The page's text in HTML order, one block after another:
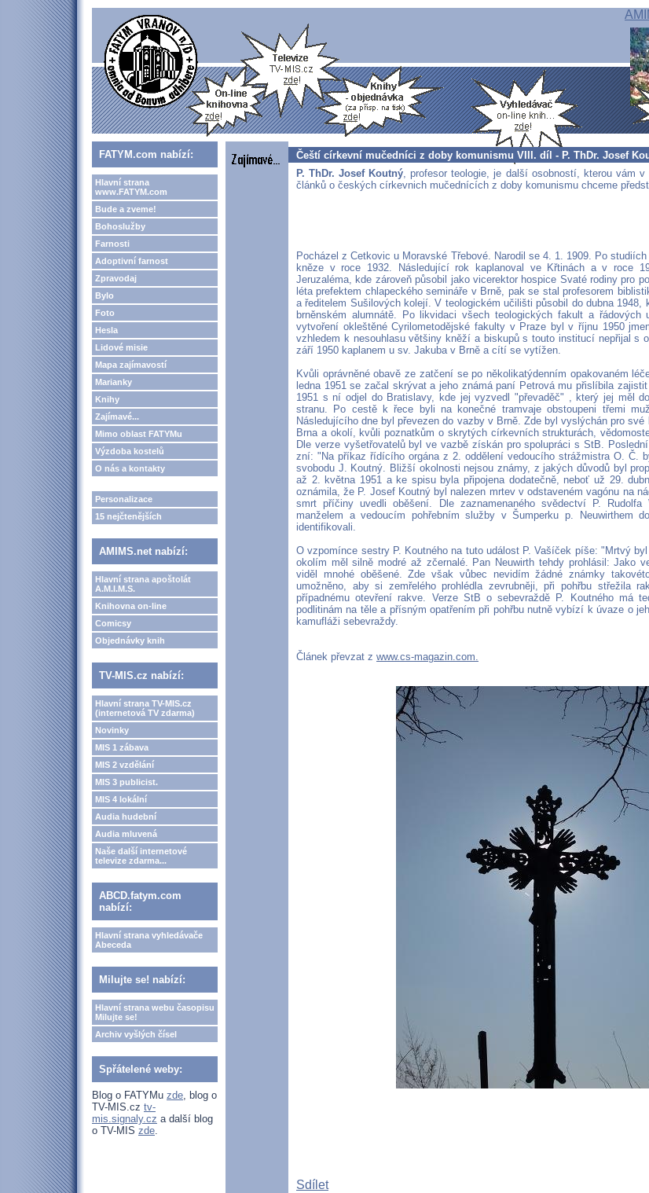
FATYM.com nabízí:
Hlavní strana
www.FATYM.com
Bude a zveme!
Bohoslužby
Farnosti
Adoptivní farnost
Zpravodaj
Bylo
Foto
Hesla
Lidové misie
Mapa zajímavostí
Marianky
Knihy
Zajímavé...
Mimo oblast FATYMu
Výzdoba kostelů
O nás a kontakty
Personalizace
15 nejčtenějších
AMIMS.net nabízí:
Hlavní strana apoštolát
A.M.I.M.S.
Knihovna on-line
Comicsy
Objednávky knih
TV-MIS.cz nabízí:
Hlavní strana TV-MIS.cz
(internetová TV zdarma)
Novinky
MIS 1 zábava
MIS 2 vzdělání
MIS 3 publicist.
MIS 4 lokální
Audia hudební
Audia mluvená
Naše další internetové
televize zdarma...
ABCD.fatym.com
nabízí:
Hlavní strana vyhledávače
Abeceda
Milujte se! nabízí:
Hlavní strana webu časopisu
Milujte se!
Archiv vyšlých čísel
Spřátelené weby:
Blog o FATYMu zde, blog o
TV-MIS.cz tv-
mis.signaly.cz a další blog
o TV-MIS zde.
Čeští církevní mučedníci z doby komunismu VIII. díl - P. ThDr. Josef
P. ThDr. Josef Koutný, profesor teologie, je další osobností, kterou vám v
článků o českých církevnich mučednících z doby komunismu chceme
Pocházel z Cetkovic u Moravské Třebové. Narodil se 4. 1. 1909. Po
kněze v roce 1932. Následující rok kaplanoval ve Křtinách a v roce
Jeruzaléma, kde zároveň působil jako vicerektor hospice Svaté rodiny pro
léta prefektem chlapeckého semináře v Brně, pak se stal profesorem
a ředitelem Sušilových kolejí. V teologickém učilišti působil do dubna 1948,
brněnském alumnátě. Po likvidaci všech teologických fakult a
vytvoření okleštěné Cyrilometodějské fakulty v Praze byl v říjnu 1950
vzhledem k nesouhlasu většiny kněží a biskupů s touto institucí nepřijal s
září 1950 kaplanem u sv. Jakuba v Brně a cítí se vytížen.
Kvůli oprávněné obavě ze zatčení se po několikatýdenním opakovaném
ledna 1951 se začal skrývat a jeho známá paní Petrová mu přislíbila
1951 s ní odjel do Bratislavy, kde jej vyzvedl "převaděč" , který jej měl
stranu. Po cestě k řece byli na konečné tramvaje obstoupeni třemi
Následujícího dne byl převezen do vazby v Brně. Zde byl vyslýchán pro
Brna a okolí, kvůli poznatkům o skrytých církevních strukturách,
Dle verze vyšetřovatelů byl ve vazbě získán pro spolupráci s StB.
zní: "Na příkaz řídícího orgána z 2. oddělení vedoucího strážmistra O. Č.
svobodu J. Koutný. Bližší okolnosti nejsou známy, z jakých důvodů byl
až 2. května 1951 a ke spisu byla připojena dodatečně, neboť už 29.
oznámila, že P. Josef Koutný byl nalezen mrtev v odstaveném vagónu na
smrt příčiny uvedli oběšení. Dle zaznamenaného svědectví P.
manželem a vedoucím pohřebním služby v Šumperku p. Neuwirthem
identifikovali.
O vzpomínce sestry P. Koutného na tuto událost P. Vašíček píše: "Mrtvý
okolím měl silně modré až zčernalé. Pan Neuwirth tehdy prohlásil: Jako
viděl mnohé oběšené. Zde však vůbec nevidím žádné známky
umožněno, aby si zemřelého prohlédla zevrubněji, při pohřbu střežila
případnému otevření rakve. Verze StB o sebevraždě P. Koutného má
podlitinám na těle a přísným opatřením při pohřbu nutně vybízí k úvaze o
kamufláži sebevraždy.
Článek převzat z www.cs-magazin.com.
Sdílet